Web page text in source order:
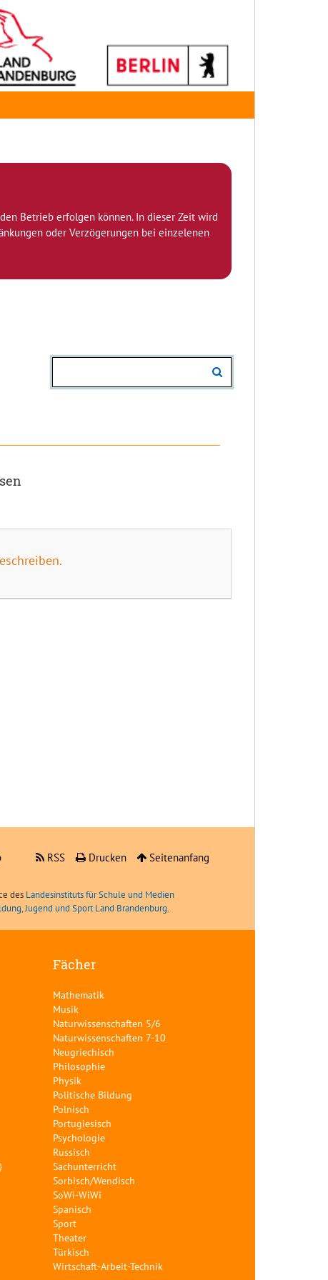
Betrieb erfolgen können. In dieser Zeit wird
oder Verzögerungen bei einzelenen
RSS Drucken Seitenanfang
des Landesinstituts für Schule und Medien
Jugend und Sport Land Brandenburg.
Fächer
Mathematik
Musik
Naturwissenschaften 5/6
Naturwissenschaften 7-10
Neugriechisch
Philosophie
Physik
Politische Bildung
Polnisch
Portugiesisch
Psychologie
Russisch
Sachunterricht
Sorbisch/Wendisch
SoWi-WiWi
Spanisch
Sport
Theater
Türkisch
Wirtschaft-Arbeit-Technik